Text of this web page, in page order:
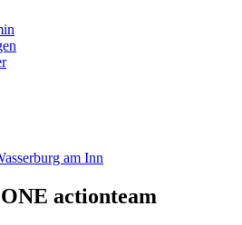
am Inn
actionteam